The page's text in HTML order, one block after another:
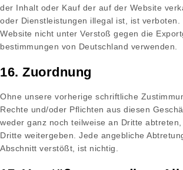
der Inhalt oder Kauf der auf der Website
oder Dienstleistungen illegal ist, ist verboten.
Website nicht unter Verstoß gegen die
bestimmungen von Deutschland verwenden.
16. Zuordnung
Ohne unsere vorherige schriftliche
Rechte und/oder Pflichten aus diesen
weder ganz noch teilweise an Dritte
Dritte weitergeben. Jede angebliche
Abschnitt verstößt, ist nichtig.